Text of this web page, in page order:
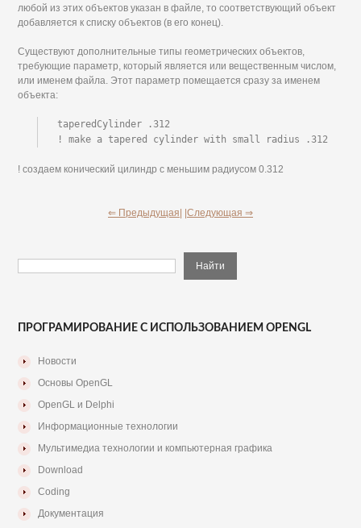
любой из этих объектов указан в файле, то соответствующий объект
добавляется к списку объектов (в его конец).
Существуют дополнительные типы геометрических объектов,
требующие параметр, который является или вещественным числом,
или именем файла. Этот параметр помещается сразу за именем
объекта:
taperedCylinder .312
! make a tapered cylinder with small radius .312
! создаем конический цилиндр с меньшим радиусом 0.312
⇐ Предыдущая| |Следующая ⇒
ПРОГРАМИРОВАНИЕ С ИСПОЛЬЗОВАНИЕМ OPENGL
Новости
Основы OpenGL
OpenGL и Delphi
Информационные технологии
Мультимедиа технологии и компьютерная графика
Download
Coding
Документация